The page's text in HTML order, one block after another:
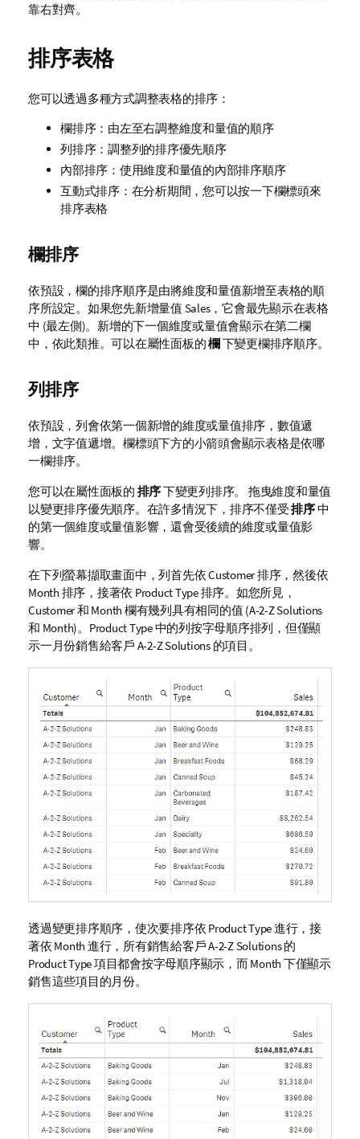
靠右對齊。
排序表格
您可以透過多種方式調整表格的排序：
欄排序：由左至右調整維度和量值的順序
列排序：調整列的排序優先順序
內部排序：使用維度和量值的內部排序順序
互動式排序：在分析期間，您可以按一下欄標頭來
排序表格
欄排序
依預設，欄的排序順序是由將維度和量值新增至表格的順
序所設定。如果您先新增量值 Sales，它會最先顯示在表格
中 (最左側)。新增的下一個維度或量值會顯示在第二欄
中，依此類推。可以在屬性面板的欄 下變更欄排序順序。
列排序
依預設，列會依第一個新增的維度或量值排序，數值遞
增，文字值遞增。欄標頭下方的小箭頭會顯示表格是依哪
一欄排序。
您可以在屬性面板的 排序下變更列排序。 拖曳維度和量值
以變更排序優先順序。在許多情況下，排序不僅受排序中
的第一個維度或量值影響，還會受後續的維度或量值影
響。
在下列螢幕擷取畫面中，列首先依Customer排序，然後依
Month 排序，接著依 Product Type排序。如您所見，
Customer和 Month 欄有幾列具有相同的值 (A-2-Z Solutions
和 Month)。 Product Type中的列按字母順序排列，但僅顯
示一月份銷售給客戶 A-2-Z Solutions的項目。
透過變更排序順序，使次要排序依 Product Type進行，接
著依 Month 進行，所有銷售給客戶A-2-Z Solutions的
Product Type項目都會按字母順序顯示，而Month 下僅顯示
銷售這些項目的月份。